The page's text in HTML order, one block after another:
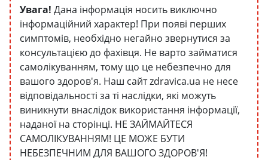
Увага! Дана інформація носить виключно
інформаційний характер! При появі перших
симптомів, необхідно негайно звернутися за
консультацією до фахівця. Не варто займатися
самолікуванням, тому що це небезпечно для
вашого здоров'я. Наш сайт zdravica.ua не несе
відповідальності за ті наслідки, які можуть
виникнути внаслідок використання інформації,
наданої на сторінці. НЕ ЗАЙМАЙТЕСЯ
САМОЛІКУВАННЯМ! ЦЕ МОЖЕ БУТИ
НЕБЕЗПЕЧНИМ ДЛЯ ВАШОГО ЗДОРОВ'Я!